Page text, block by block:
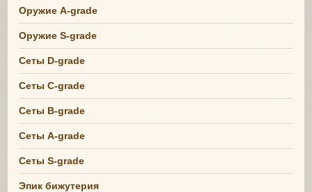
Оружие A-grade
Оружие S-grade
Сеты D-grade
Сеты C-grade
Сеты B-grade
Сеты A-grade
Сеты S-grade
Эпик бижутерия